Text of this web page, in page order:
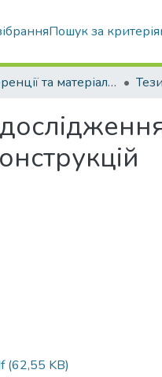
Пошук за
Конференції та матеріали конференцій
(62,55 KB)